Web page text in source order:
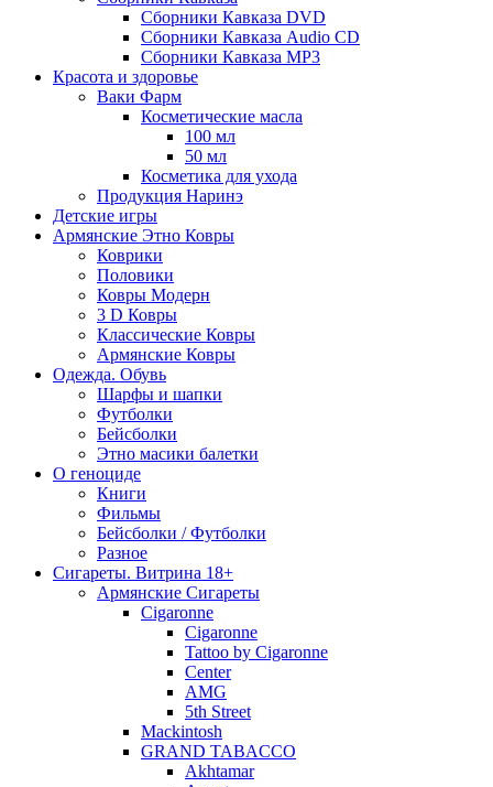
Сборники Кавказа DVD
Сборники Кавказа Audio CD
Сборники Кавказа MP3
Красота и здоровье
Ваки Фарм
Косметические масла
100 мл
50 мл
Косметика для ухода
Продукция Наринэ
Детские игры
Армянские Этно Ковры
Коврики
Половики
Ковры Модерн
3 D Ковры
Классические Ковры
Армянские Ковры
Одежда. Обувь
Шарфы и шапки
Футболки
Бейсболки
Этно масики балетки
О геноциде
Книги
Фильмы
Бейсболки / Футболки
Разное
Сигареты. Витрина 18+
Армянские Сигареты
Cigaronne
Cigaronne
Tattoo by Cigaronne
Center
AMG
5th Street
Mackintosh
GRAND TABACCO
Akhtamar